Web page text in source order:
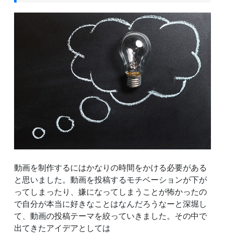
動画を制作するにはかなりの時間をかける必要がある
と思いました。動画を投稿するモチベーションが下が
ってしまったり、嫌になってしまうことが怖かったの
で自分が本当に好きなことはなんだろうなーと深堀し
て、動画の投稿テーマを絞っていきました。その中で
出てきたアイデアとしては